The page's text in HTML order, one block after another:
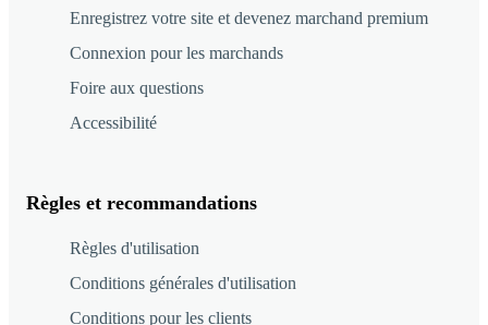
Enregistrez votre site et devenez marchand premium
Connexion pour les marchands
Foire aux questions
Accessibilité
Règles et recommandations
Règles d'utilisation
Conditions générales d'utilisation
Conditions pour les clients